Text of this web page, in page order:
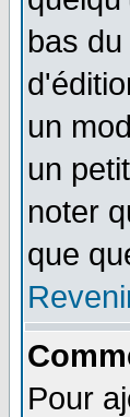
bas
un
un
noter
que
Pour